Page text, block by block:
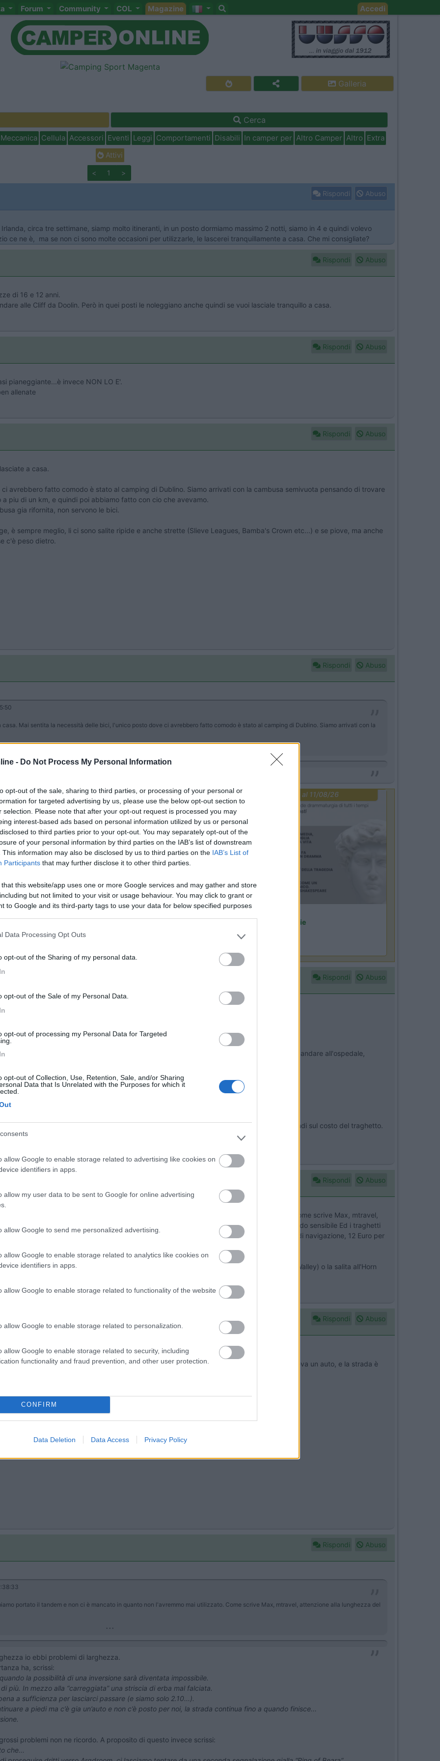
- Do Not Process My Personal Information
opt-out of the sale, sharing to third parties, or processing of your personal or
for targeted advertising by us, please use the below opt-out section to
selection. Please note that after your opt-out request is processed you may
interest-based ads based on personal information utilized by us or personal
to third parties prior to your opt-out. You may separately opt-out of the
of your personal information by third parties on the IAB’s list of downstream
This information may also be disclosed by us to third parties on the IAB’s List of
Participants that may further disclose it to other third parties.
that this website/app uses one or more Google services and may gather and store
but not limited to your visit or usage behaviour. You may click to grant or
to Google and its third-party tags to use your data for below specified purposes
Data Processing Opt Outs
opt-out of the Sharing of my personal data.
opt-out of the Sale of my Personal Data.
opt-out of processing my Personal Data for Targeted
opt-out of Collection, Use, Retention, Sale, and/or Sharing
Data that Is Unrelated with the Purposes for which it
allow Google to enable storage related to advertising like cookies on
identifiers in apps.
allow my user data to be sent to Google for online advertising
allow Google to send me personalized advertising.
allow Google to enable storage related to analytics like cookies on
identifiers in apps.
allow Google to enable storage related to functionality of the website
allow Google to enable storage related to personalization.
allow Google to enable storage related to security, including
functionality and fraud prevention, and other user protection.
CONFIRM
Data Deletion Data Access Privacy Policy
Forum Community COL Magazine Accedi
Galleria
Cerca
Meccanica Cellula Accessori Eventi Leggi Comportamenti Disabili In camper per Altro Camper Altro Extra
Attivi
< 1 >
Rispondi Abuso
circa tre settimane, siamp molto itineranti, in un posto dormiamo massimo 2 notti, siamo in 4 e quindi volevo
ce ne è, ma se non ci sono molte occasioni per utilizzarle, le lascerei tranquillamente a casa. Che mi consigliate?
Rispondi Abuso
di 16 e 12 anni.
alle Cliff da Doolin. Però in quei posti le noleggiano anche quindi se vuoi lasciale tranquillo a casa.
Rispondi Abuso
pianeggiante...è invece NON LO E'.
allenate
Rispondi Abuso
a casa.
avrebbero fatto comodo è stato al camping di Dublino. Siamo arrivati con la cambusa semivuota pensando di trovare
piu di un km, e quindi poi abbiamo fatto con cio che avevamo.
gia rifornita, non servono le bici.
è sempre meglio, li ci sono salite ripide e anche strette (Slieve Leagues, Bamba's Crown etc...) e se piove, ma anche
c'è peso dietro.
Rispondi Abuso
Mai sentita la necessità delle bici, l'unico posto dove ci avrebbero fatto comodo è stato al camping di Dublino. Siamo arrivati con la
...
PROMOfino al 08/11/26
Emilia Romagna
Miramare(RN)
fino al 11/08/26
Lombardia
Area Sosta Camper Orobie
Ardesio
Rispondi Abuso
in pieno centro.
visitabili senza.
c'era) un grande parcheggio.
lì, se vai in campeggio, dall'altra parte della strada trovi il bus. Non di domenica, ti tocca andare all'ospedale,
parcheggiato (gratuito di domenica) in centro che abbiamo trovato deserto.
of Leprechaunso qualcosa del genere.
tieni in garage o sul portabici. Nel secondo caso potrebbero incidere sulla lunghezza e quindi sul costo del traghetto.
qualche zona in forte pendenza la trovi ma è poco più che un nulla di che.
problemi di slittamenti in Irlanda non ne ho sperimentati.
Rispondi Abuso
abbiamo portato il tandem e non ci è mancato in quanto non l'avremmo mai utilizzato. Come scrive Max, mtravel,
appese sul posteriore. Se si supera il
(6, 7, 8 metri) le tariffe cambiano in modo sensibile Ed i traghetti
Per fare un esempio, il traghetto da Greencastle a Magilligan (Irlanda del Nord), 15 minuti di navigazione, 12 Euro per
ma solo per 15 minuti di navigazione.
solo con mezzi il più corti possibile, tipo il passaggio per Gap of Dunble (nota come Black Walley) o la salita all'Horn
ed impedirne il passaggio od il raggiungimento della meta.
Rispondi Abuso
Proprio a salire alle Slieve Leagues mi sono bloccato a metà di un tornante perchè scendeva un auto, e la strada è
e poi ripartito con le dita incrociate e non scendeva nessuno
posteriore e queste cose non capitano piu .
Rispondi Abuso
portato il tandem e non ci è mancato in quanto non l'avremmo mai utilizzato. Come scrive Max, mtravel, attenzione alla lunghezza del
...
io ebbi problemi di larghezza.
ha, scrissi:
la possibilità di una inversione sarà diventata impossibile.
più. In mezzo alla “carreggiata” una striscia di erba mal falciata.
a sufficienza per lasciarci passare (e siamo solo 2.10...).
a piedi ma c’è gia un’auto e non c’è posto per noi, la strada continua fino a quando finisce...
problemi non ne ricordo. A proposito di questo invece scrissi:
che...